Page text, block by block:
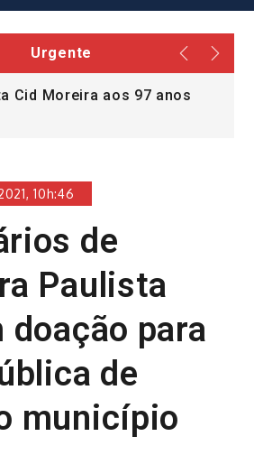
Urgente
Cid Moreira aos 97 anos
10h:46
de
Paulista
doação para
de
município